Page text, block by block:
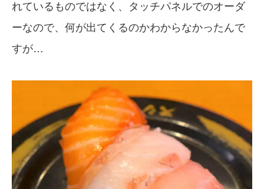
れているものではなく、タッチパネルでのオーダ
ーなので、何が出てくるのかわからなかったんで
すが…